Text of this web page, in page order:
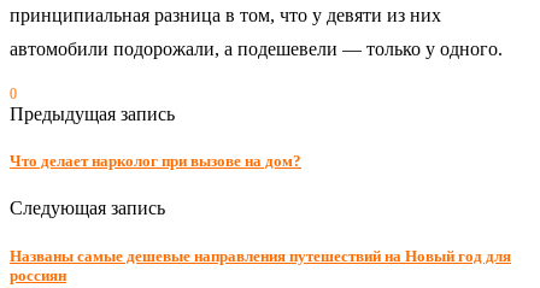
принципиальная разница в том, что у девяти из них
автомобили подорожали, а подешевели — только у одного.
0
Предыдущая запись
Что делает нарколог при вызове на дом?
Следующая запись
Названы самые дешевые направления путешествий на Новый год для
россиян